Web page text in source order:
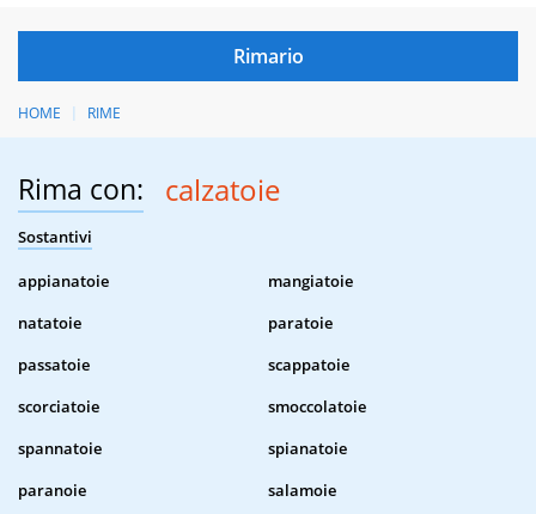
HOME RIME
Rima con: calzatoie
Sostantivi
appianatoie
mangiatoie
natatoie
paratoie
passatoie
scappatoie
scorciatoie
smoccolatoie
spannatoie
spianatoie
paranoie
salamoie